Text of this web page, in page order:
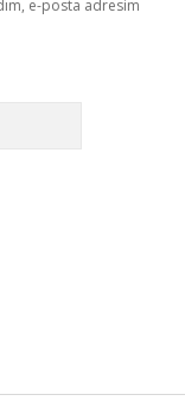
e-posta adresim